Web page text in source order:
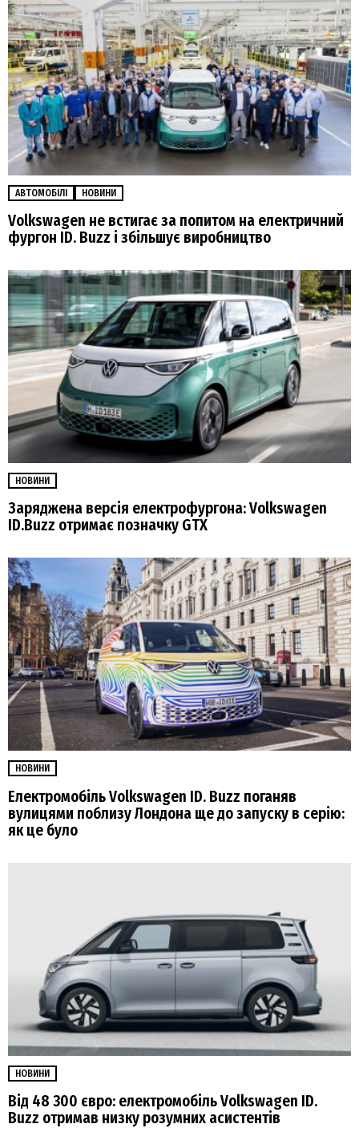
АВТОМОБІЛІ НОВИНИ
Volkswagen не встигає за попитом на електричний
фургон ID. Buzz і збільшує виробництво
НОВИНИ
Заряджена версія електрофургона: Volkswagen
ID.Buzz отримає позначку GTX
НОВИНИ
Електромобіль Volkswagen ID. Buzz поганяв
вулицями поблизу Лондона ще до запуску в серію:
як це було
НОВИНИ
Від 48 300 євро: електромобіль Volkswagen ID.
Buzz отримав низку розумних асистентів